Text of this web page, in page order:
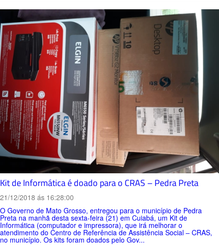
Kit de Informática é doado para o CRAS – Pedra Preta
21/12/2018 ás 16:28:00
O Governo de Mato Grosso, entregou para o município de Pedra
Preta na manhã desta sexta-feira (21) em Cuiabá, um Kit de
Informática (computador e impressora), que irá melhorar o
atendimento do Centro de Referência de Assistência Social – CRAS,
no município. Os kits foram doados pelo Gov...